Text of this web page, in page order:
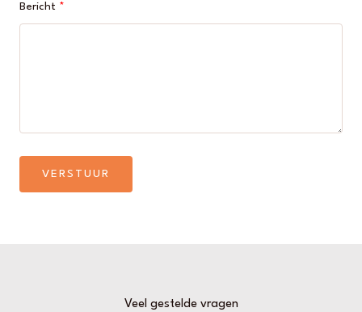
Bericht
VERSTUUR
Veel gestelde vragen